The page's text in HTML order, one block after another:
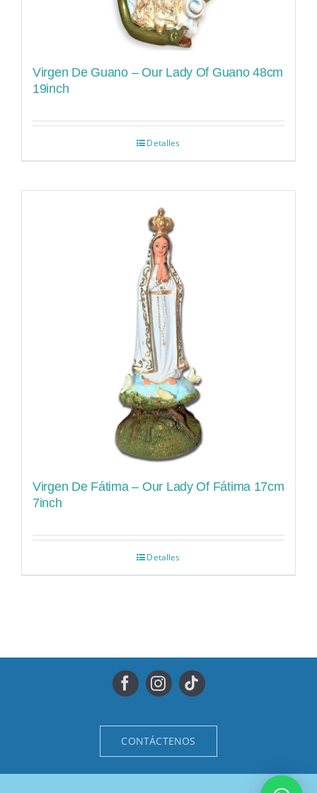
Virgen De Guano – Our Lady Of Guano 48cm
19inch
Detalles
Virgen De Fátima – Our Lady Of Fátima 17cm
7inch
Detalles
CONTÁCTENOS